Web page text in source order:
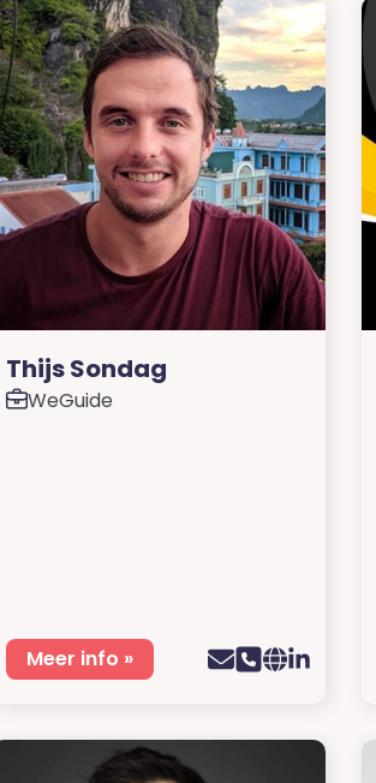
Thijs Sondag
WeGuide
Meer info »